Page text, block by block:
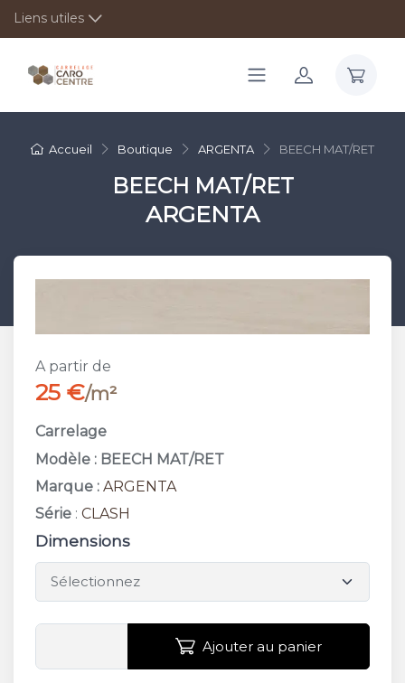
Liens utiles
Accueil Boutique ARGENTA BEECH MAT/RET
BEECH MAT/RET
ARGENTA
A partir de
25 €/m²
Carrelage
Modèle : BEECH MAT/RET
Marque : ARGENTA
Série : CLASH
Dimensions
Ajouter au panier